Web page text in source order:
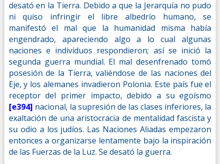
desató en la Tierra. Debido a que la Jerarquía no pudo
ni quiso infringir el libre albedrío humano, se
manifestó el mal que la humanidad misma había
engendrado, apareciendo algo a lo cual algunas
naciones e individuos respondieron; así se inició la
segunda guerra mundial. El mal desenfrenado tomó
posesión de la Tierra, valiéndose de las naciones del
Eje, y los alemanes invadieron Polonia. Este país fue el
receptor del primer impacto, debido a su egoísmo
[e394] nacional, la supresión de las clases inferiores, la
exaltación de una aristocracia de mentalidad fascista y
su odio a los judíos. Las Naciones Aliadas empezaron
entonces a organizarse lentamente bajo la inspiración
de las Fuerzas de la Luz. Se desató la guerra.